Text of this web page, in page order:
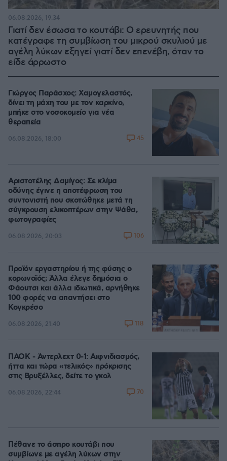
Γιατί δεν έσωσα το κουτάβι: Ο ερευνητής που
κατέγραφε τη συμβίωση του μικρού σκυλιού με
αγέλη λύκων εξηγεί γιατί δεν επενέβη, όταν το
είδε άρρωστο
06.08.2026, 19:34
Γιώργος Παράσχος: Χαμογελαστός,
δίνει τη μάχη του με τον καρκίνο,
μπήκε στο νοσοκομείο για νέα
θεραπεία
06.08.2026, 18:00 45
Αριστοτέλης Δαμίγος: Σε κλίμα
οδύνης έγινε η αποτέφρωση του
συντονιστή που σκοτώθηκε μετά τη
σύγκρουση ελικοπτέρων στην Ψάθα,
φωτογραφίες
06.08.2026, 20:03 106
Προϊόν εργαστηρίου ή της φύσης ο
κορωνοϊός; Άλλα έλεγε δημόσια ο
Φάουτσι και άλλα ιδιωτικά, αρνήθηκε
100 φορές να απαντήσει στο
Κογκρέσο
06.08.2026, 21:40 118
ΠΑΟΚ - Άντερλεχτ 0-1: Αιφνιδιασμός,
ήττα και τώρα «τελικός» πρόκρισης
στις Βρυξέλλες, δείτε το γκολ
06.08.2026, 22:44 70
Πέθανε το άσπρο κουτάβι που
συμβίωνε με αγέλη λύκων στην